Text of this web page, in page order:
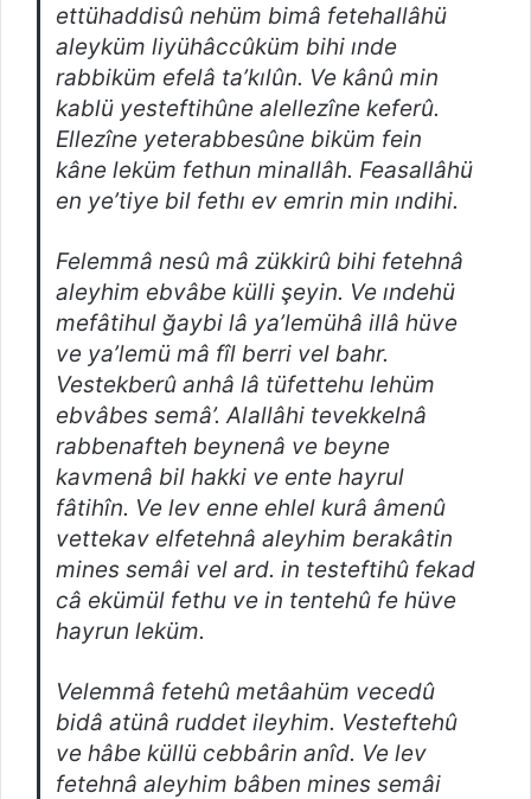
ettühaddisû nehüm bimâ fetehallâhü
aleyküm liyühâccûküm bihi ınde
rabbiküm efelâ ta’kılûn. Ve kânû min
kablü yesteftihûne alellezîne keferû.
Ellezîne yeterabbesûne biküm fein
kâne leküm fethun minallâh. Feasallâhü
en ye’tiye bil fethı ev emrin min ındihi.
Felemmâ nesû mâ zükkirû bihi fetehnâ
aleyhim ebvâbe külli şeyin. Ve ındehü
mefâtihul ğaybi lâ ya’lemühâ illâ hüve
ve ya’lemü mâ fîl berri vel bahr.
Vestekberû anhâ lâ tüfettehu lehüm
ebvâbes semâ’. Alallâhi tevekkelnâ
rabbenafteh beynenâ ve beyne
kavmenâ bil hakki ve ente hayrul
fâtihîn. Ve lev enne ehlel kurâ âmenû
vettekav elfetehnâ aleyhim berakâtin
mines semâi vel ard. in testeftihû fekad
câ ekümül fethu ve in tentehû fe hüve
hayrun leküm.
Velemmâ fetehû metâahüm vecedû
bidâ atünâ ruddet ileyhim. Vesteftehû
ve hâbe küllü cebbârin anîd. Ve lev
fetehnâ aleyhim bâben mines semâi